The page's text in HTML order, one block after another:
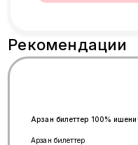
Рекомендации
Арзан билеттер 100%
Арзан билеттер